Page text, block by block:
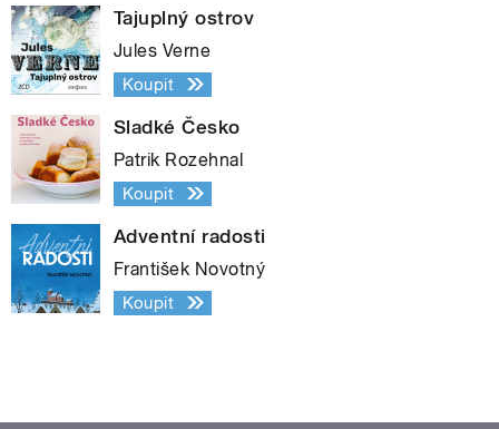
Tajuplný ostrov
Jules Verne
Koupit
Sladké Česko
Patrik Rozehnal
Koupit
Adventní radosti
František Novotný
Koupit